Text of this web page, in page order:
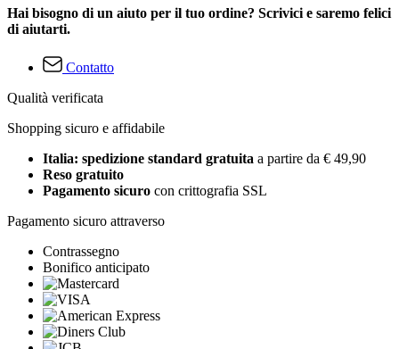
Hai bisogno di un aiuto per il tuo ordine? Scrivici e saremo felici
di aiutarti.
Contatto
Qualità verificata
Shopping sicuro e affidabile
Italia: spedizione standard gratuita a partire da € 49,90
Reso gratuito
Pagamento sicuro con crittografia SSL
Pagamento sicuro attraverso
Contrassegno
Bonifico anticipato